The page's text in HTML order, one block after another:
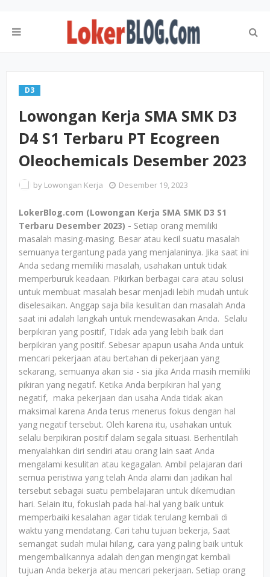
D3
Lowongan Kerja SMA SMK D3
D4 S1 Terbaru PT Ecogreen
Oleochemicals Desember 2023
by Lowongan Kerja Desember 19, 2023
LokerBlog.com (Lowongan Kerja SMA SMK D3 S1
Terbaru Desember 2023) - Setiap orang memiliki
masalah masing-masing. Besar atau kecil suatu masalah
semuanya tergantung pada yang menjalaninya. Jika saat ini
Anda sedang memiliki masalah, usahakan untuk tidak
memperburuk keadaan. Pikirkan berbagai cara atau solusi
untuk membuat masalah besar menjadi lebih mudah untuk
diselesaikan. Anggap saja bila kesulitan dan masalah Anda
saat ini adalah langkah untuk mendewasakan Anda. Selalu
berpikiran yang positif, Tidak ada yang lebih baik dari
berpikiran yang positif. Sebesar apapun usaha Anda untuk
mencari pekerjaan atau bertahan di pekerjaan yang
sekarang, semuanya akan sia - sia jika Anda masih memiliki
pikiran yang negatif. Ketika Anda berpikiran hal yang
negatif, maka pekerjaan dan usaha Anda tidak akan
maksimal karena Anda terus menerus fokus dengan hal
yang negatif tersebut. Oleh karena itu, usahakan untuk
selalu berpikiran positif dalam segala situasi. Berhentilah
menyalahkan diri sendiri atau orang lain saat Anda
mengalami kesulitan atau kegagalan. Ambil pelajaran dari
semua peristiwa yang telah Anda alami dan jadikan hal
tersebut sebagai suatu pembelajaran untuk dikemudian
hari. Selain itu, fokuslah pada hal-hal yang baik untuk
memperbaiki kesalahan agar tidak terulang kembali di
waktu yang mendatang. Cari tahu tujuan bekerja, Saat
semangat sudah mulai hilang, cara yang paling baik untuk
mengembalikannya adalah dengan mengingat kembali
tujuan Anda bekerja atau mencari pekerjaan. Setiap orang